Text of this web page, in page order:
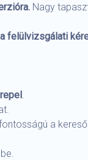
Nagy
felülvizsgálati
a